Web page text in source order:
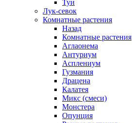
Туи
Лук-севок
Комнатные растения
Назад
Комнатные растения
Аглаонема
Антуриум
Асплениум
Гузмания
Драцена
Калатея
Микс (смеси)
Монстера
Опунция